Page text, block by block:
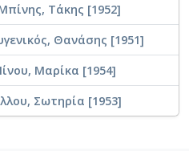
Τάκης [1952]
Θανάσης [1951]
Μαρίκα [1954]
Σωτηρία [1953]